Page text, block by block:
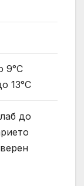
9°C
13°C
до